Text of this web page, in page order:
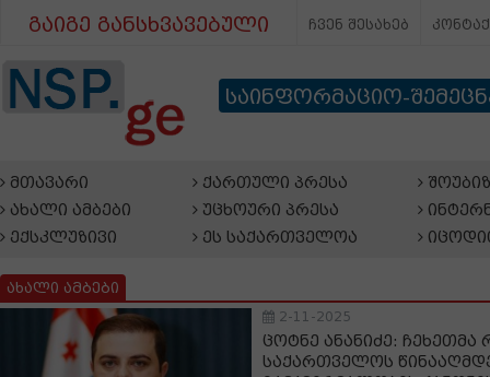
გაიგე განსხვავებული ჩვენ შესახებ
საინფორმაციო-
მთავარი
ახალი ამბები
ექსკლუზივი
ქართული პრესა
უცხოური პრესა
ეს საქართველოა
ახალი ამბები
2-11-2025
ცოტნე ანანიძე:
საქართველოს